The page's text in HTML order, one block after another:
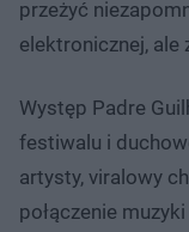
przeżyć
elektronicznej, ale
Występ Padre
festiwalu i
artysty, viralowy
połączenie